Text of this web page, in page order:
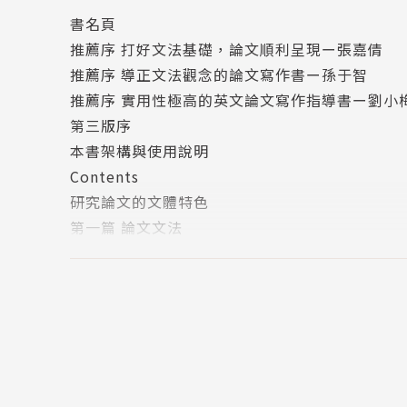
時態都有其邏輯和論理的要求。書中針對這5種
寫作者來說，文法的重要性也就在此。
此外，針對臺灣學生，本書列舉了論文寫作時常
及說明，指導寫作者如何選用合適的字彙、運用
文。
廖柏森教授的「英文研究論文系列」一套六本（
及摘要六個主題，結合理論與實務，兼顧深度與
需要的學術工作者不可或缺的案頭書。
書名頁
推薦序 打好文法基礎，論文順利呈現ー張嘉倩
推薦序 導正文法觀念的論文寫作書ー孫于智
推薦序 實用性極高的英文論文寫作指導書ー劉小
第三版序
本書架構與使用說明
Contents
研究論文的文體特色
第一篇 論文文法